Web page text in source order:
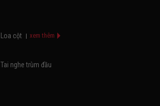
Loa cột xem thêm
Tai nghe trùm đầu